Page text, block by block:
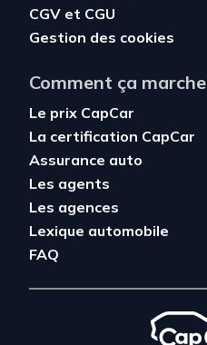
CGV et CGU
Gestion des cookies
Comment ça marche
Le prix CapCar
La certification CapCar
Assurance auto
Les agents
Les agences
Lexique automobile
FAQ